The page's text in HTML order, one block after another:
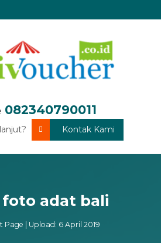
082340790011
Kontak Kami
adat bali
| Upload: 6 April 2019